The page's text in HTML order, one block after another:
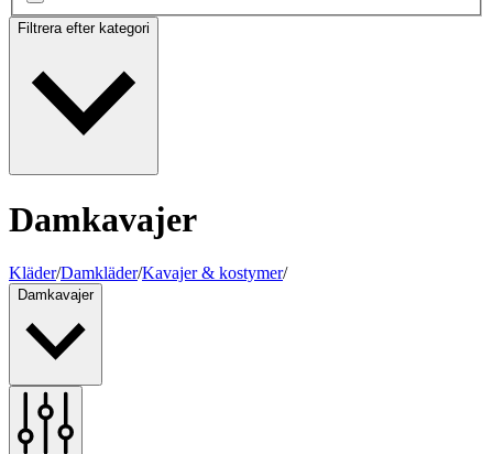
Filtrera efter kategori
Damkavajer
Kläder/Damkläder/Kavajer & kostymer/
Damkavajer